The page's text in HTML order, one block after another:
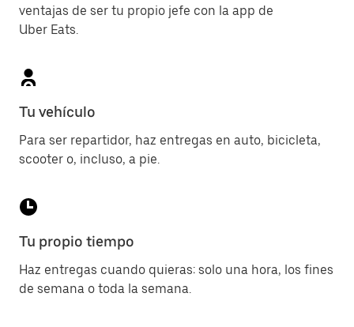
ventajas de ser tu propio jefe con la app de
Uber Eats.
Tu vehículo
Para ser repartidor, haz entregas en auto, bicicleta,
scooter o, incluso, a pie.
Tu propio tiempo
Haz entregas cuando quieras: solo una hora, los fines
de semana o toda la semana.